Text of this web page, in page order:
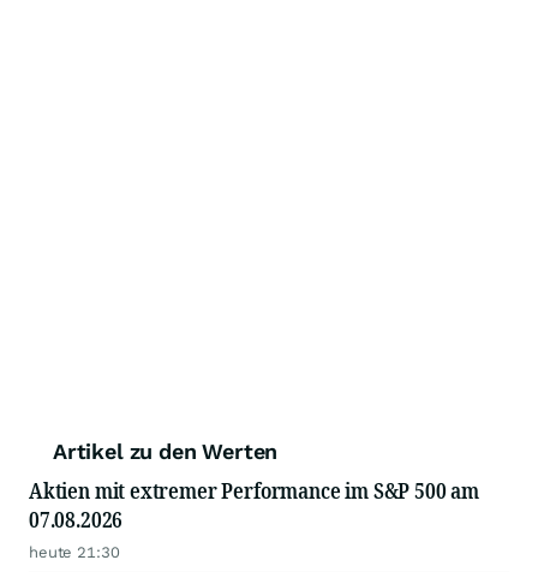
Artikel zu den Werten
Aktien mit extremer Performance im S&P 500 am
07.08.2026
heute 21:30